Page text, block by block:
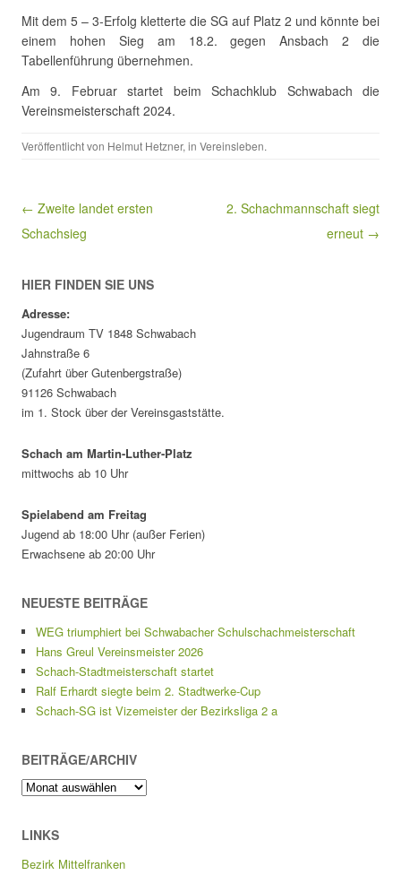
Mit dem 5 – 3-Erfolg kletterte die SG auf Platz 2 und könnte bei
einem hohen Sieg am 18.2. gegen Ansbach 2 die
Tabellenführung übernehmen.
Am 9. Februar startet beim Schachklub Schwabach die
Vereinsmeisterschaft 2024.
Veröffentlicht von Helmut Hetzner, in Vereinsleben.
Beitragsnavigation
← Zweite landet ersten
Schachsieg
2. Schachmannschaft siegt
erneut →
HIER FINDEN SIE UNS
Adresse:
Jugendraum TV 1848 Schwabach
Jahnstraße 6
(Zufahrt über Gutenbergstraße)
91126 Schwabach
im 1. Stock über der Vereinsgaststätte.
Schach am Martin-Luther-Platz
mittwochs ab 10 Uhr
Spielabend am Freitag
Jugend ab 18:00 Uhr (außer Ferien)
Erwachsene ab 20:00 Uhr
NEUESTE BEITRÄGE
WEG triumphiert bei Schwabacher Schulschachmeisterschaft
Hans Greul Vereinsmeister 2026
Schach-Stadtmeisterschaft startet
Ralf Erhardt siegte beim 2. Stadtwerke-Cup
Schach-SG ist Vizemeister der Bezirksliga 2 a
BEITRÄGE/ARCHIV
Beiträge/Archiv
LINKS
Bezirk Mittelfranken